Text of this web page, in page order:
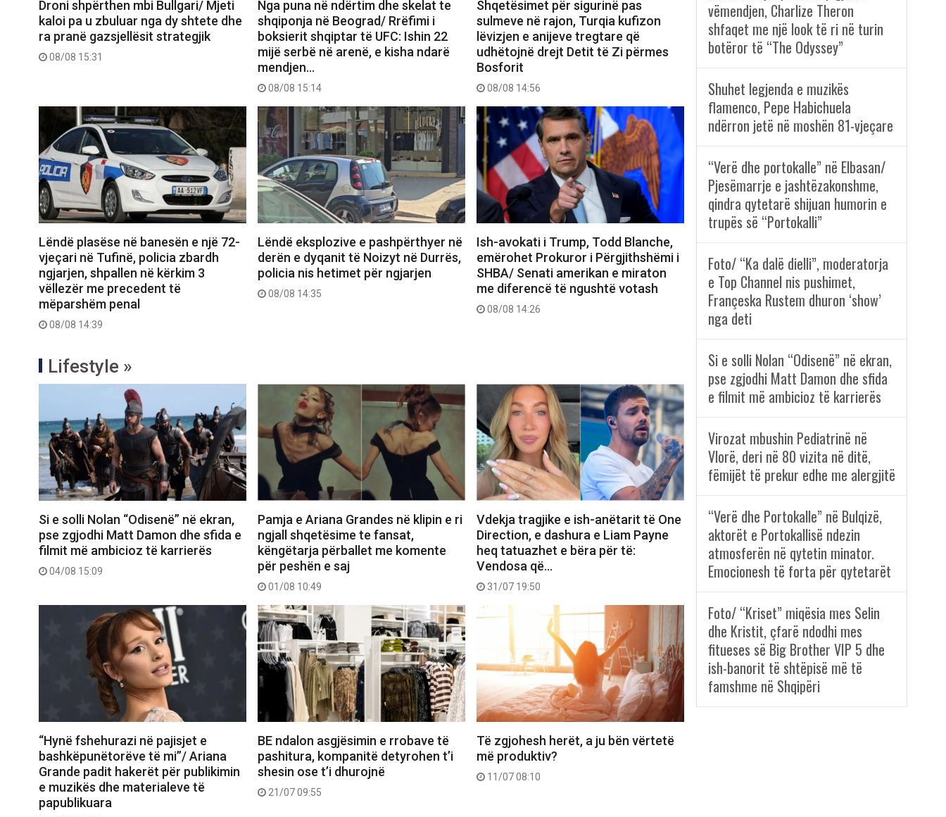
Droni shpërthen mbi Bullgari/ Mjeti
kaloi pa u zbuluar nga dy shtete dhe
ra pranë gazsjellësit strategjik
08/08 15:31
Nga puna në ndërtim dhe skelat te
shqiponja në Beograd/ Rrëfimi i
boksierit shqiptar të UFC: Ishin 22
mijë serbë në arenë, e kisha ndarë
mendjen…
08/08 15:14
Shqetësimet për sigurinë pas
sulmeve në rajon, Turqia kufizon
lëvizjen e anijeve tregtare që
udhëtojnë drejt Detit të Zi përmes
Bosforit
08/08 14:56
Lëndë plasëse në banesën e një 72-
vjeçari në Tufinë, policia zbardh
ngjarjen, shpallen në kërkim 3
vëllezër me precedent të
mëparshëm penal
08/08 14:39
Lëndë eksplozive e pashpërthyer në
derën e dyqanit të Noizyt në Durrës,
policia nis hetimet për ngjarjen
08/08 14:35
Ish-avokati i Trump, Todd Blanche,
emërohet Prokuror i Përgjithshëmi i
SHBA/ Senati amerikan e miraton
me diferencë të ngushtë votash
08/08 14:26
Lifestyle »
Si e solli Nolan “Odisenë” në ekran,
pse zgjodhi Matt Damon dhe sfida e
filmit më ambicioz të karrierës
04/08 15:09
Pamja e Ariana Grandes në klipin e ri
ngjall shqetësime te fansat,
këngëtarja përballet me komente
për peshën e saj
01/08 10:49
Vdekja tragjike e ish-anëtarit të One
Direction, e dashura e Liam Payne
heq tatuazhet e bëra për të:
Vendosa që…
31/07 19:50
“Hynë fshehurazi në pajisjet e
bashkëpunëtorëve të mi”/ Ariana
Grande padit hakerët për publikimin
e muzikës dhe materialeve të
papublikuara
BE ndalon asgjësimin e rrobave të
pashitura, kompanitë detyrohen t’i
shesin ose t’i dhurojnë
21/07 09:55
Të zgjohesh herët, a ju bën vërtetë
më produktiv?
11/07 08:10
vëmendjen, Charlize Theron
shfaqet me një look të ri në turin
botëror të “The Odyssey”
Shuhet legjenda e muzikës
flamenco, Pepe Habichuela
ndërron jetë në moshën 81-vjeçare
“Verë dhe portokalle” në Elbasan/
Pjesëmarrje e jashtëzakonshme,
qindra qytetarë shijuan humorin e
trupës së “Portokalli”
Foto/ “Ka dalë dielli”, moderatorja
e Top Channel nis pushimet,
Françeska Rustem dhuron ‘show’
nga deti
Si e solli Nolan “Odisenë” në ekran,
pse zgjodhi Matt Damon dhe sfida
e filmit më ambicioz të karrierës
Virozat mbushin Pediatrinë në
Vlorë, deri në 80 vizita në ditë,
fëmijët të prekur edhe me alergjitë
“Verë dhe Portokalle” në Bulqizë,
aktorët e Portokallisë ndezin
atmosferën në qytetin minator.
Emocionesh të forta për qytetarët
Foto/ “Kriset” miqësia mes Selin
dhe Kristit, çfarë ndodhi mes
fitueses së Big Brother VIP 5 dhe
ish-banorit të shtëpisë më të
famshme në Shqipëri